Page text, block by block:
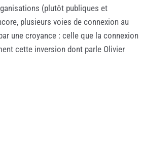
(plutôt publiques et
plusieurs voies de connexion au
une croyance : celle que la connexion
cette inversion dont parle Olivier